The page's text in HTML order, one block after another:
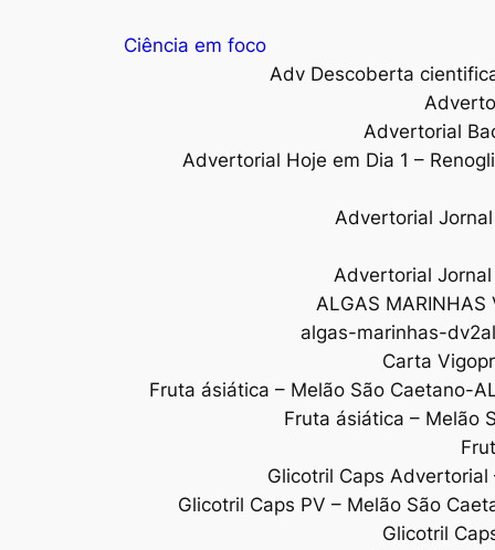
Ciência em foco
Adv Descoberta
Advertorial
Advertorial Hoje em Dia 1 –
Advertorial Jornal
Advertorial
ALGAS MARINHAS
algas-marinhas-
Carta
Fruta ásiática – Melão São Caetano-
Fruta ásiática – Melão
Glicotril Caps Advertorial
Glicotril Caps PV – Melão São
Glicotril